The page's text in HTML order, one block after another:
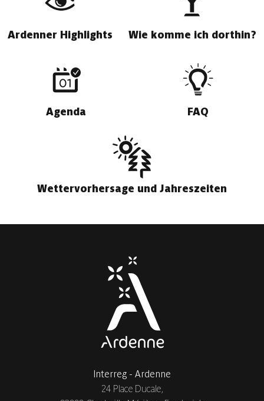
Ardenner Highlights Wie komme ich dorthin?
Agenda FAQ
Wettervorhersage und Jahreszeiten
Interreg - Ardenne
24 Place Ducale,